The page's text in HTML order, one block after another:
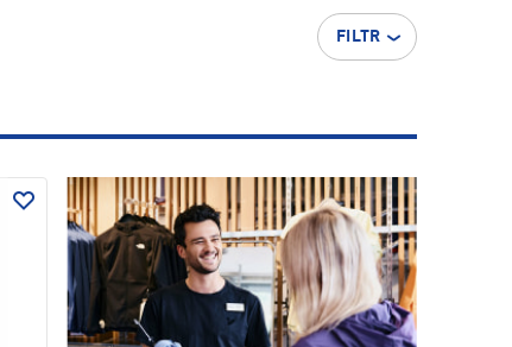
FILTR